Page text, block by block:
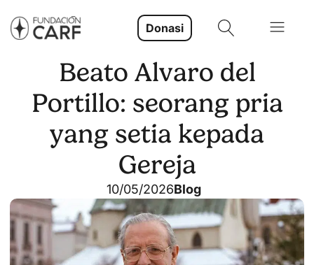
Donasi
Beato Alvaro del
Portillo: seorang pria
yang setia kepada
Gereja
10/05/2026Blog